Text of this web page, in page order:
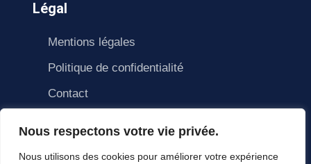
Nous respectons votre vie privée.
Nous utilisons des cookies pour améliorer votre expérience
Légal
Mentions légales
Politique de confidentialité
Contact